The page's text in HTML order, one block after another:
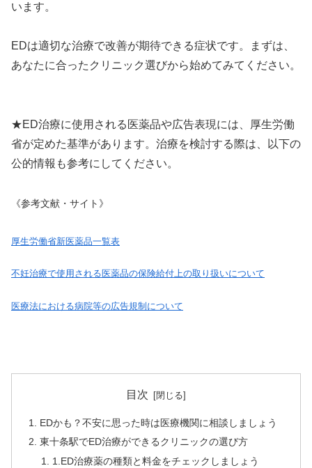
います。
EDは適切な治療で改善が期待できる症状です。まずは、
あなたに合ったクリニック選びから始めてみてください。
★ED治療に使用される医薬品や広告表現には、厚生労働
省が定めた基準があります。治療を検討する際は、以下の
公的情報も参考にしてください。
《参考文献・サイト》
厚生労働省新医薬品一覧表
不妊治療で使用される医薬品の保険給付上の取り扱いについて
医療法における病院等の広告規制について
目次
EDかも？不安に思った時は医療機関に相談しましょう
東十条駅でED治療ができるクリニックの選び方
1.ED治療薬の種類と料金をチェックしましょう